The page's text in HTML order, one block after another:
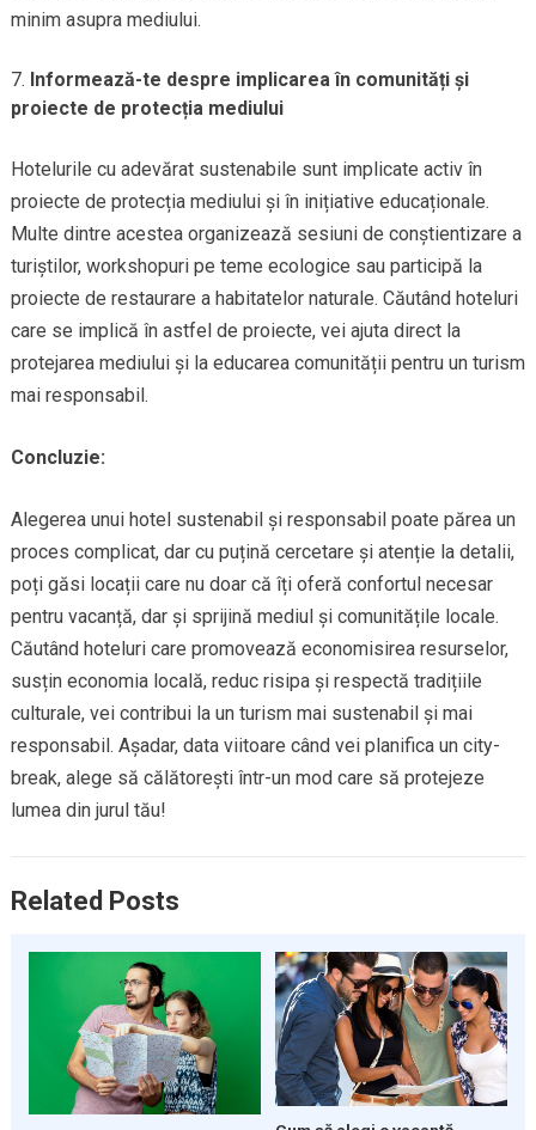
minim asupra mediului.
Informează-te despre implicarea în comunități și
proiecte de protecția mediului
Hotelurile cu adevărat sustenabile sunt implicate activ în
proiecte de protecția mediului și în inițiative educaționale.
Multe dintre acestea organizează sesiuni de conștientizare a
turiștilor, workshopuri pe teme ecologice sau participă la
proiecte de restaurare a habitatelor naturale. Căutând hoteluri
care se implică în astfel de proiecte, vei ajuta direct la
protejarea mediului și la educarea comunității pentru un turism
mai responsabil.
Concluzie:
Alegerea unui hotel sustenabil și responsabil poate părea un
proces complicat, dar cu puțină cercetare și atenție la detalii,
poți găsi locații care nu doar că îți oferă confortul necesar
pentru vacanță, dar și sprijină mediul și comunitățile locale.
Căutând hoteluri care promovează economisirea resurselor,
susțin economia locală, reduc risipa și respectă tradițiile
culturale, vei contribui la un turism mai sustenabil și mai
responsabil. Așadar, data viitoare când vei planifica un city-
break, alege să călătorești într-un mod care să protejeze
lumea din jurul tău!
Related Posts